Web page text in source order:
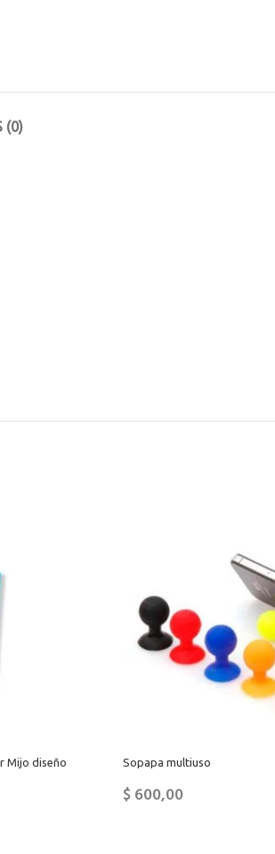
(0)
Mijo diseño
Sopapa multiuso
$600,00